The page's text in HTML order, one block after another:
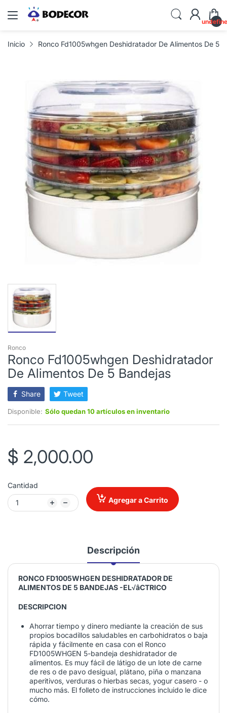
Inicio Ronco Fd1005whgen Deshidratador De Alimentos De 5
Ronco
Ronco Fd1005whgen Deshidratador
De Alimentos De 5 Bandejas
Share Tweet
Disponible: Sólo quedan 10 artículos en inventario
$ 2,000.00
Cantidad
Agregar a Carrito
Descripción
RONCO FD1005WHGEN DESHIDRATADOR DE
ALIMENTOS DE 5 BANDEJAS -EL√âCTRICO
DESCRIPCION
Ahorrar tiempo y dinero mediante la creación de sus
propios bocadillos saludables en carbohidratos o baja
rápida y fácilmente en casa con el Ronco
FD1005WHGEN 5-bandeja deshidratador de
alimentos. Es muy fácil de látigo de un lote de carne
de res o de pavo desigual, plátano, piña o manzana
aperitivos, verduras o hierbas secas, yogur casero - o
mucho más. El folleto de instrucciones incluido le dice
cómo.